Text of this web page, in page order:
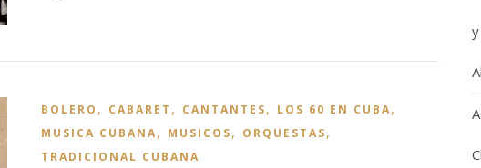
BOLERO , CABARET , CANTANTES, LOS 60 EN CUBA,
MUSICA CUBANA, MUSICOS, ORQUESTAS,
TRADICIONAL CUBANA